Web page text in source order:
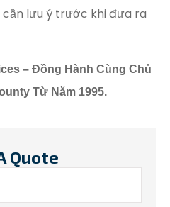
lưu ý trước khi đưa ra
– Đồng Hành Cùng Chủ
Từ Năm 1995.
Quote